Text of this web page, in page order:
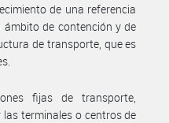
de una referencia
de contención y de
de transporte, que es
fijas de transporte,
terminales o centros de